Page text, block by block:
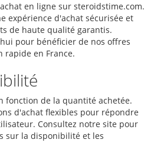
en ligne sur steroidstime.com.
expérience d'achat sécurisée et
de haute qualité garantis.
pour bénéficier de nos offres
rapide en France.
fonction de la quantité achetée.
d'achat flexibles pour répondre
Consultez notre site pour
sur la disponibilité et les